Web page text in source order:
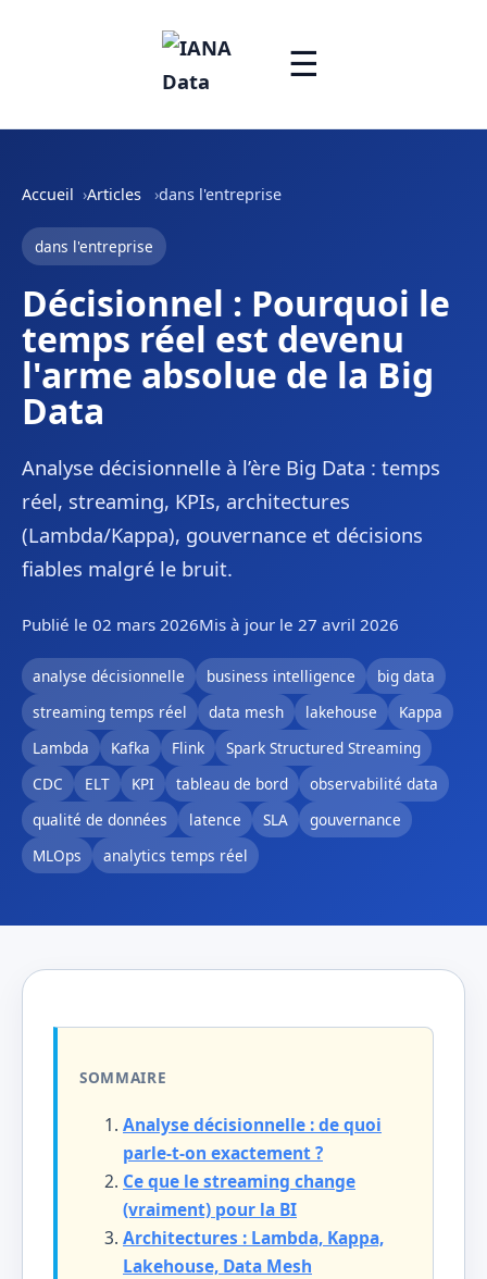
☰
Accueil Articles dans l'entreprise
dans l'entreprise
Décisionnel : Pourquoi le
temps réel est devenu
l'arme absolue de la Big
Data
Analyse décisionnelle à l’ère Big Data : temps
réel, streaming, KPIs, architectures
(Lambda/Kappa), gouvernance et décisions
fiables malgré le bruit.
Publié le 02 mars 2026Mis à jour le 27 avril 2026
analyse décisionnelle business intelligence
big data
streaming temps réel
data mesh lakehouse
Kappa
Lambda
Kafka Flink
Spark Structured Streaming
CDC
ELT KPI tableau de bord
observabilité data
qualité de données
latence SLA
gouvernance
MLOps
analytics temps réel
SOMMAIRE
Analyse décisionnelle : de quoi
parle-t-on exactement ?
Ce que le streaming change
(vraiment) pour la BI
Architectures : Lambda, Kappa,
Lakehouse, Data Mesh